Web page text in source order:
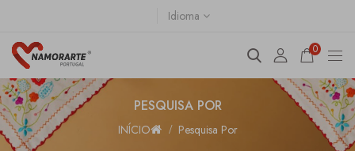
Idioma
0
PESQUISA POR
INÍCIO Pesquisa Por